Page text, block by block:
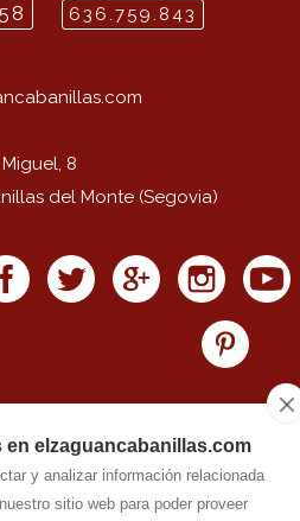
elzaguancabanillas.com
y analizar información relacionada
sitio web para poder proveer
636.759.843
8
del Monte (Segovia)
-Aviso legal
-Política de cookies-
-